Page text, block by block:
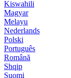
Kiswahili
Magyar
Melayu
Nederlands
Polski
Português
Română
Shqip
Suomi